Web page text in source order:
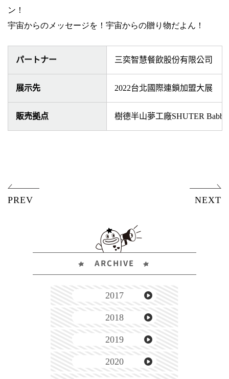
ン！
宇宙からのメッセージを！宇宙からの贈り物だよん！
パートナー 三奕智慧餐飲股份有限公司
展示先 2022台北國際連鎖加盟大展
販売拠点 樹德半山夢工廠SHUTER
ARCHIVE
2017
2018
2019
2020